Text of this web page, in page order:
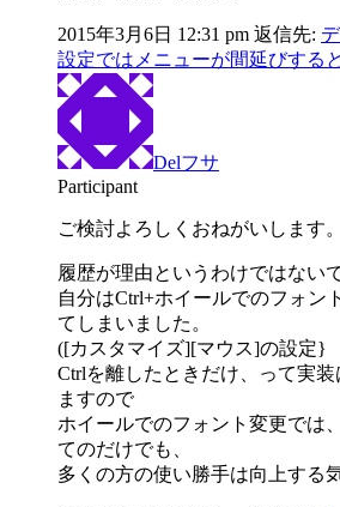
2015年3月6日 12:31 pm 返信先:
設定ではメニューが間延びする
Delフサ
Participant
ご検討よろしくおねがいします。
履歴が理由というわけではない
自分はCtrl+ホイールでのフォン
てしまいました。
([カスタマイズ][マウス]の設定}
Ctrlを離したときだけ、って実
ますので
ホイールでのフォント変更では
てのだけでも、
多くの方の使い勝手は向上する